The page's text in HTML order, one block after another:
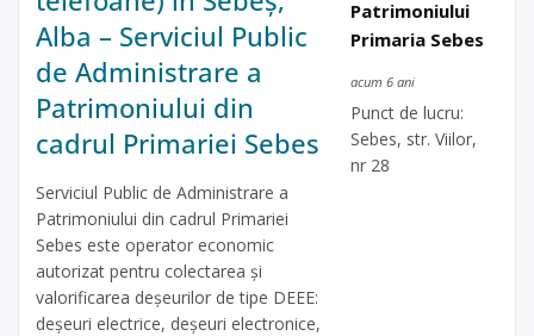
Alba – Serviciul Public
de Administrare a
Patrimoniului din
cadrul Primariei Sebes
Serviciul Public de Administrare a
Patrimoniului din cadrul Primariei
Sebes este operator economic
autorizat pentru colectarea și
valorificarea deșeurilor de tipe DEEE:
deșeuri electrice, deșeuri electronice,
Patrimoniului
Primaria Sebes
acum 6 ani
Punct de lucru:
Sebes, str. Viilor,
nr 28